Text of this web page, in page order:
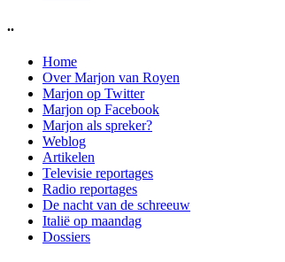
..
Home
Over Marjon van Royen
Marjon op Twitter
Marjon op Facebook
Marjon als spreker?
Weblog
Artikelen
Televisie reportages
Radio reportages
De nacht van de schreeuw
Italië op maandag
Dossiers